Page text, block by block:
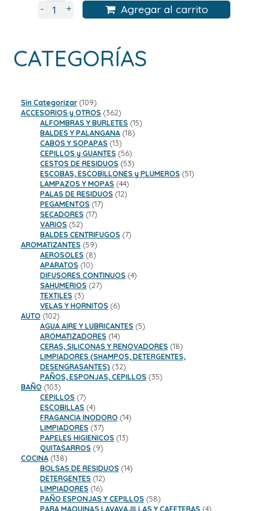
- + Agregar al carrito
CATEGORÍAS
Sin Categorizar 109109
productos
ACCESORIOS y OTROS 362362
productos
ALFOMBRAS Y BURLETES 1515
BALDES Y PALANGANA 1818
CABOS Y SOPAPAS 1313
productos
CEPILLOS y GUANTES 5656
productos
CESTOS DE RESIDUOS 5353
productos
ESCOBAS, ESCOBILLONES y PLUMEROS 5151
LAMPAZOS Y MOPAS 4444
productos
PALAS DE RESIDUOS 1212
PEGAMENTOS 1717
SECADORES 1717
VARIOS 5252
productos
BALDES CENTRIFUGOS 77
AROMATIZANTES 5959
productos
AEROSOLES 88
productos
APARATOS 1010
productos
DIFUSORES CONTINUOS 44
SAHUMERIOS 2727
TEXTILES 33
productos
VELAS Y HORNITOS 66
AUTO 102102
productos
AGUA AIRE Y LUBRICANTES 55
AROMATIZADORES 1414
productos
CERAS, SILICONAS Y RENOVADORES 1818
productos
LIMPIADORES (SHAMPOS, DETERGENTES,
DESENGRASANTES) 3232
productos
PAÑOS, ESPONJAS, CEPILLOS 3535
BAÑO 103103
productos
CEPILLOS 77
productos
ESCOBILLAS 44
productos
FRAGANCIA INODORO 1414
LIMPIADORES 3737
productos
PAPELES HIGIENICOS 1313
QUITASARROS 99
COCINA 138138
productos
BOLSAS DE RESIDUOS 1414
DETERGENTES 1212
productos
LIMPIADORES 1616
productos
PAÑO ESPONJAS Y CEPILLOS 5858
productos
PARA MAQUINAS LAVAVAJILLAS Y CAFETERAS 44